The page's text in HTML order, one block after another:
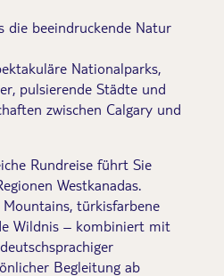
die beeindruckende Natur
Nationalparks,
pulsierende Städte und
zwischen Calgary und
Rundreise führt Sie
Westkanadas.
türkisfarbene
Wildnis – kombiniert mit
Begleitung ab